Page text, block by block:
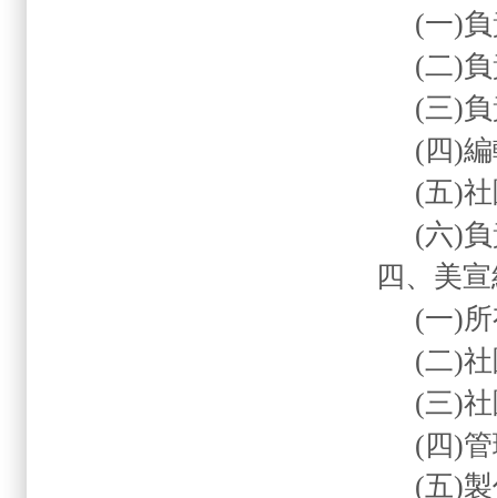
(一)
(二)
(三)
( 四)
(五)
(六)
四、美
(一)
(二)
(三)
(四)
(五)